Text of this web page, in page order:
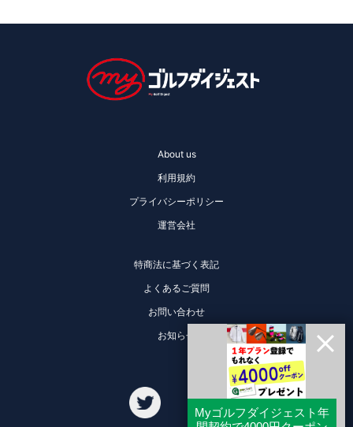
About us
利用規約
プライバシーポリシー
運営会社
特商法に基づく表記
よくあるご質問
お問い合わせ
お知らせ